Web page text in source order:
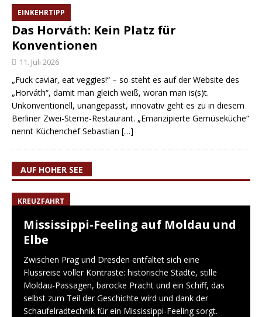
EINKEHRTIPP
Das Horváth: Kein Platz für
Konventionen
11. Juli 2026
„Fuck caviar, eat veggies!“ – so steht es auf der Website des
„Horváth“, damit man gleich weiß, woran man is(s)t.
Unkonventionell, unangepasst, innovativ geht es zu in diesem
Berliner Zwei-Sterne-Restaurant. „Emanzipierte Gemüseküche“
nennt Küchenchef Sebastian […]
AUF HOHER SEE
KREUZFAHRT
Mississippi-Feeling auf Moldau und
Elbe
Zwischen Prag und Dresden entfaltet sich eine
Flussreise voller Kontraste: historische Städte, stille
Moldau-Passagen, barocke Pracht und ein Schiff, das
selbst zum Teil der Geschichte wird und dank der
Schaufelradtechnik für ein Mississippi-Feeling sorgt.